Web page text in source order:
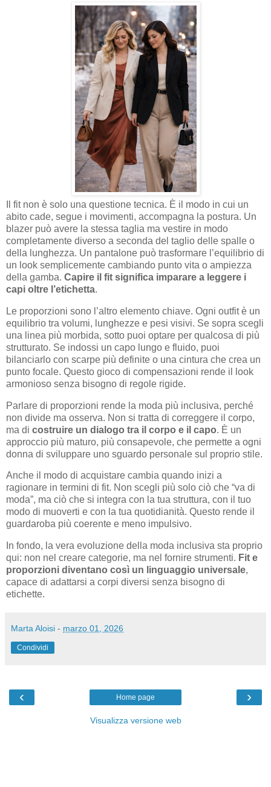
Il fit non è solo una questione tecnica. È il modo in cui un
abito cade, segue i movimenti, accompagna la postura. Un
blazer può avere la stessa taglia ma vestire in modo
completamente diverso a seconda del taglio delle spalle o
della lunghezza. Un pantalone può trasformare l’equilibrio di
un look semplicemente cambiando punto vita o ampiezza
della gamba. Capire il fit significa imparare a leggere i
capi oltre l’etichetta.
Le proporzioni sono l’altro elemento chiave. Ogni outfit è un
equilibrio tra volumi, lunghezze e pesi visivi. Se sopra scegli
una linea più morbida, sotto puoi optare per qualcosa di più
strutturato. Se indossi un capo lungo e fluido, puoi
bilanciarlo con scarpe più definite o una cintura che crea un
punto focale. Questo gioco di compensazioni rende il look
armonioso senza bisogno di regole rigide.
Parlare di proporzioni rende la moda più inclusiva, perché
non divide ma osserva. Non si tratta di correggere il corpo,
ma di costruire un dialogo tra il corpo e il capo. È un
approccio più maturo, più consapevole, che permette a ogni
donna di sviluppare uno sguardo personale sul proprio stile.
Anche il modo di acquistare cambia quando inizi a
ragionare in termini di fit. Non scegli più solo ciò che “va di
moda”, ma ciò che si integra con la tua struttura, con il tuo
modo di muoverti e con la tua quotidianità. Questo rende il
guardaroba più coerente e meno impulsivo.
In fondo, la vera evoluzione della moda inclusiva sta proprio
qui: non nel creare categorie, ma nel fornire strumenti. Fit e
proporzioni diventano così un linguaggio universale,
capace di adattarsi a corpi diversi senza bisogno di
etichette.
Marta Aloisi - marzo 01, 2026
Condividi
‹ ›
Home page
Visualizza versione web